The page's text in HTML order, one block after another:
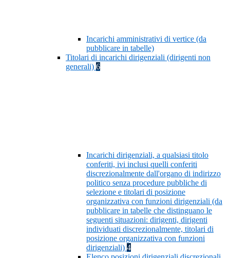
Incarichi amministrativi di vertice (da
pubblicare in tabelle)
Titolari di incarichi dirigenziali (dirigenti non
generali) 6
Incarichi dirigenziali, a qualsiasi titolo
conferiti, ivi inclusi quelli conferiti
discrezionalmente dall'organo di indirizzo
politico senza procedure pubbliche di
selezione e titolari di posizione
organizzativa con funzioni dirigenziali (da
pubblicare in tabelle che distinguano le
seguenti situazioni: dirigenti, dirigenti
individuati discrezionalmente, titolari di
posizione organizzativa con funzioni
dirigenziali) 4